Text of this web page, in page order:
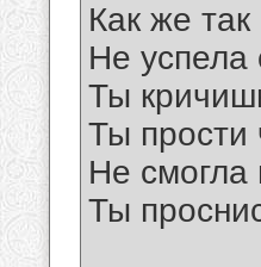
Как же так
Не успела
Ты
Ты прости
Не смогла
Ты